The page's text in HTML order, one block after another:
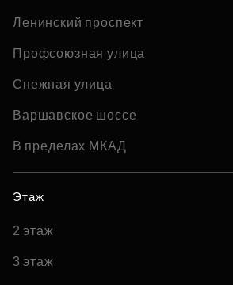
Ленинский проспект
Профсоюзная улица
Снежная улица
Варшавское шоссе
В пределах МКАД
Этаж
2 этаж
3 этаж